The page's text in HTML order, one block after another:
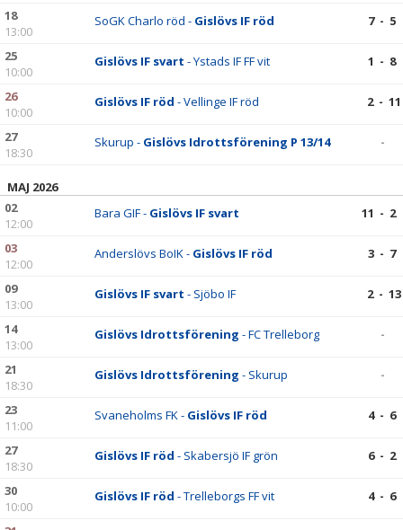
18
13:00
SoGK Charlo röd - Gislövs IF röd 7 - 5
25
10:00
Gislövs IF svart - Ystads IF FF vit 1 - 8
26
10:00
Gislövs IF röd - Vellinge IF röd 2 - 11
27
18:30
Skurup - Gislövs Idrottsförening P 13/14 -
MAJ 2026
02
12:00
Bara GIF - Gislövs IF svart 11 - 2
03
12:00
Anderslövs BoIK - Gislövs IF röd 3 - 7
09
13:00
Gislövs IF svart - Sjöbo IF 2 - 13
14
13:00
Gislövs Idrottsförening - FC Trelleborg -
21
18:30
Gislövs Idrottsförening - Skurup -
23
11:00
Svaneholms FK - Gislövs IF röd 4 - 6
27
18:30
Gislövs IF röd - Skabersjö IF grön 6 - 2
30
10:00
Gislövs IF röd - Trelleborgs FF vit 4 - 6